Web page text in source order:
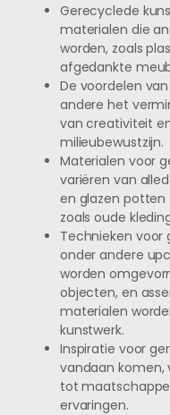
Gerecyclede
materialen die
worden, zoals
afgedankte
De voordelen
andere het
van creativiteit
milieubewustzijn.
Materialen voor
variëren van
en glazen
zoals oude
Technieken
onder andere
worden
objecten, en
materialen
kunstwerk.
Inspiratie voor
vandaan komen,
tot
ervaringen.